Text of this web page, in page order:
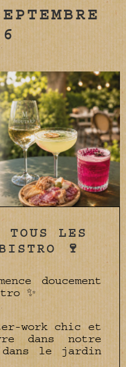
TOUS LES
🍷
doucement
✨
work chic et
dans notre
dans le jardin